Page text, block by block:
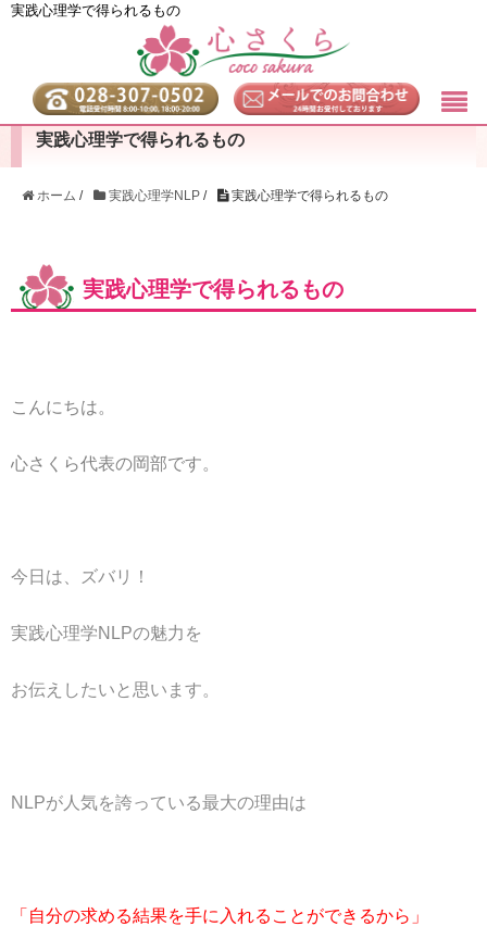
実践心理学で得られるもの
実践心理学で得られるもの
ホーム / 実践心理学NLP / 実践心理学で得られるもの
実践心理学で得られるもの
こんにちは。
心さくら代表の岡部です。
今日は、ズバリ！
実践心理学NLPの魅力を
お伝えしたいと思います。
NLPが人気を誇っている最大の理由は
「自分の求める結果を手に入れることができるから」